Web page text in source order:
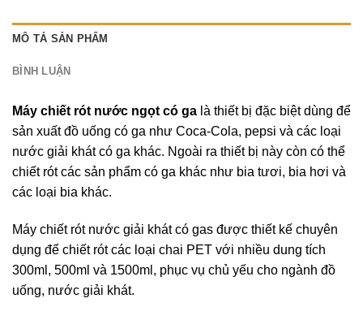
MÔ TẢ SẢN PHẨM
BÌNH LUẬN
Máy chiết rót nước ngọt có ga là thiết bị đặc biệt dùng để
sản xuất đồ uống có ga như Coca-Cola, pepsi và các loại
nước giải khát có ga khác. Ngoài ra thiết bị này còn có thể
chiết rót các sản phẩm có ga khác như bia tươi, bia hơi và
các loại bia khác.
Máy chiết rót nước giải khát có gas được thiết kế chuyên
dụng để chiết rót các loại chai PET với nhiều dung tích
300ml, 500ml và 1500ml, phục vụ chủ yếu cho ngành đồ
uống, nước giải khát.